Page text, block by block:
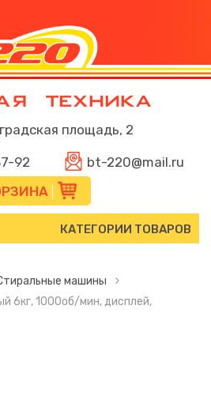
площадь, 2
92
bt-220@mail.ru
КАТЕГОРИИ ТОВАРОВ
машины
6кг, 1000об/мин, дисплей,